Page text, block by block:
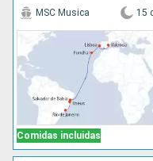
Comidas incluidas
MSC Musica 15 d